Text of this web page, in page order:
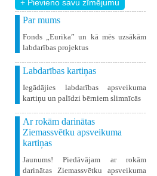
+ Pievieno savu zīmējumu
Par mums
Fonds „Eurika” un kā mēs uzsākām
labdarības projektus
Labdarības kartiņas
Iegādājies labdarības apsveikuma
kartiņu un palīdzi bērniem slimnīcās
Ar rokām darinātas
Ziemassvētku apsveikuma
kartiņas
Jaunums! Piedāvājam ar rokām
darinātas Ziemassvētku apsveikuma